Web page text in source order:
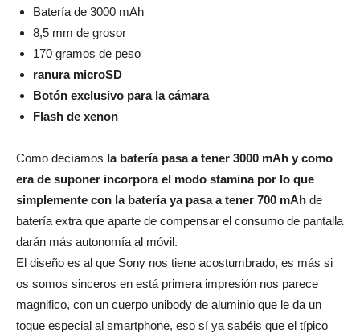
Batería de 3000 mAh
8,5 mm de grosor
170 gramos de peso
ranura microSD
Botón exclusivo para la cámara
Flash de xenon
Como decíamos la batería pasa a tener 3000 mAh y como
era de suponer incorpora el modo stamina por lo que
simplemente con la batería ya pasa a tener 700 mAh de
batería extra que aparte de compensar el consumo de pantalla
darán más autonomía al móvil.
El diseño es al que Sony nos tiene acostumbrado, es más si
os somos sinceros en está primera impresión nos parece
magnifico, con un cuerpo unibody de aluminio que le da un
toque especial al smartphone, eso sí ya sabéis que el típico